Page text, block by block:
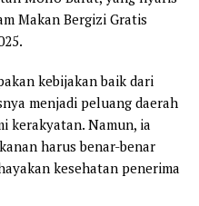
Makan Bergizi Gratis
kebijakan baik dari
menjadi peluang daerah
kerakyatan. Namun, ia
harus benar-benar
kesehatan penerima